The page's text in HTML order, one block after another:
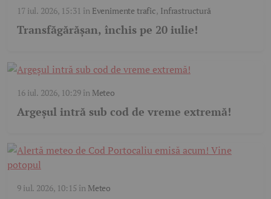
17 iul. 2026, 15:31 în Evenimente trafic, Infrastructură
Transfăgărășan, închis pe 20 iulie!
16 iul. 2026, 10:29în Meteo
Argeșul intră sub cod de vreme extremă!
9 iul. 2026, 10:15 în Meteo